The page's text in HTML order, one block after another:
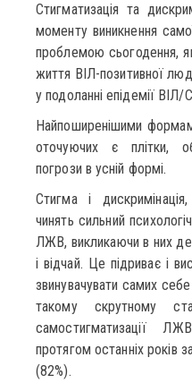
Стигматизація та
моменту виникнення
проблемою сьогодення,
життя ВІЛ-позитивної
у подоланні епідемії ВІЛ/
Найпоширенішими
оточуючих є плітки,
погрози в усній формі.
Стигма і
чинять сильний
ЛЖВ, викликаючи в них
і відчай. Це підриває і
звинувачувати самих
такому скрутному
самостигматизації
протягом останніх років
(82%).